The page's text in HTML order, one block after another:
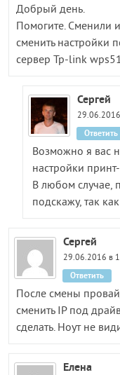
Добрый день.
Помогите. Сменили
сменить настройки
сервер Tp-link
Сергей
29.06.2016
Возможно я вас
настройки
В любом случае,
подскажу, так
Ответить
Сергей
29.06.2016 в
После смены
сменить IP под
сделать. Ноут не
Ответить
Елена